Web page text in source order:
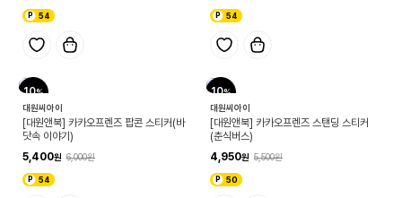
54 54
10
대원씨아이
[대원앤북] 카카오프렌즈 팝콘 스티커(바
닷속 이야기)
5,400
6,000
54
10
대원씨아이
[대원앤북] 카카오프렌즈 스탠딩 스티커
(춘식버스)
4,950
5,500
50